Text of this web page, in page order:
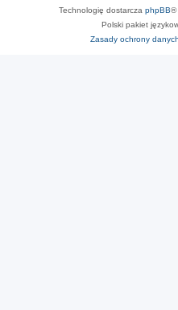
Technologię dostarcza phpBB®
Polski pakiet
Zasady ochrony